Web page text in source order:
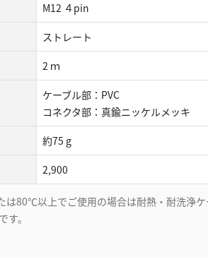
M12 ４pin
ストレート
2 ｍ
ケーブル部：PVC
コネクタ部：真鍮ニッケルメッキ
約75 g
2,900
80℃以上でご使用の場合は耐熱・耐洗浄ケ
。